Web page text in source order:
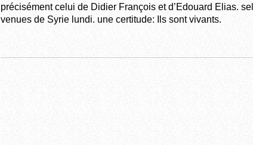
précisément celui de Didier François et d’Edouard Elias.
venues de Syrie lundi. une certitude: Ils sont vivants.